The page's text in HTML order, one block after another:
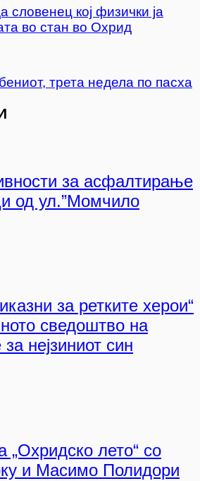
кој физички ја
во стан во Охрид
трета недела по пасха
за асфалтирање
од ул.”Момчило
за ретките херои“
сведоштво на
нејзиниот син
„Охридско лето“ со
и Масимо Полидори